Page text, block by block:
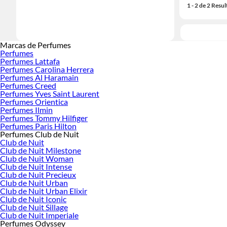
1 - 2 de 2
Marcas de Perfumes
Perfumes
Perfumes Lattafa
Perfumes Carolina Herrera
Perfumes Al Haramain
Perfumes Creed
Perfumes Yves Saint Laurent
Perfumes Orientica
Perfumes Ilmin
Perfumes Tommy Hilfiger
Perfumes Paris Hilton
Perfumes Club de Nuit
Club de Nuit
Club de Nuit Milestone
Club de Nuit Woman
Club de Nuit Intense
Club de Nuit Precieux
Club de Nuit Urban
Club de Nuit Urban Elixir
Club de Nuit Iconic
Club de Nuit Sillage
Club de Nuit Imperiale
Perfumes Odyssey